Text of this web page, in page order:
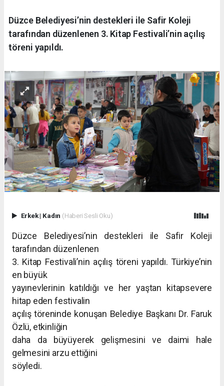
Düzce Belediyesi’nin destekleri ile Safir Koleji
tarafından düzenlenen 3. Kitap Festivali’nin açılış
töreni yapıldı.
Erkek| Kadın (Haberi Sesli Oku)
Düzce Belediyesi’nin destekleri ile Safir Koleji
tarafından düzenlenen
3. Kitap Festivali’nin açılış töreni yapıldı. Türkiye’nin
en büyük
yayınevlerinin katıldığı ve her yaştan kitapsevere
hitap eden festivalin
açılış töreninde konuşan Belediye Başkanı Dr. Faruk
Özlü, etkinliğin
daha da büyüyerek gelişmesini ve daimi hale
gelmesini arzu ettiğini
söyledi.